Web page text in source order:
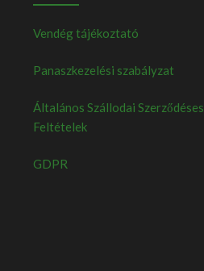
Vendég tájékoztató
Panaszkezelési szabályzat
Általános Szállodai Szerződéses
Feltételek
GDPR